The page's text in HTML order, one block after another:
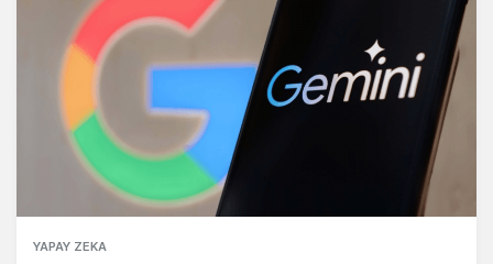
YAPAY ZEKA